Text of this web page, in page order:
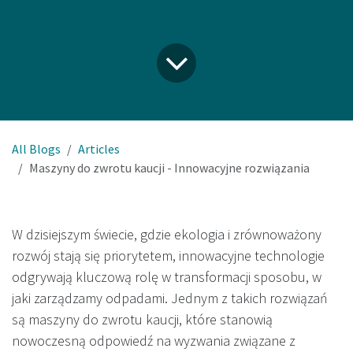
All Blogs
Articles
Maszyny do zwrotu kaucji - Innowacyjne rozwiązania
W dzisiejszym świecie, gdzie ekologia i zrównoważony
rozwój stają się priorytetem, innowacyjne technologie
odgrywają kluczową rolę w transformacji sposobu, w
jaki zarządzamy odpadami. Jednym z takich rozwiązań
są maszyny do zwrotu kaucji, które stanowią
nowoczesną odpowiedź na wyzwania związane z